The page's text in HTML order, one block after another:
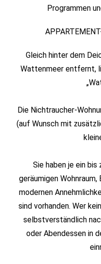
Programmen
Gleich hinter dem
Wattenmeer entfernt,
Die Nichtraucher-
(auf Wunsch mit
Sie haben je ein
geräumigen
modernen
sind vorhanden. Wer
selbstverständlich
oder Abendessen in